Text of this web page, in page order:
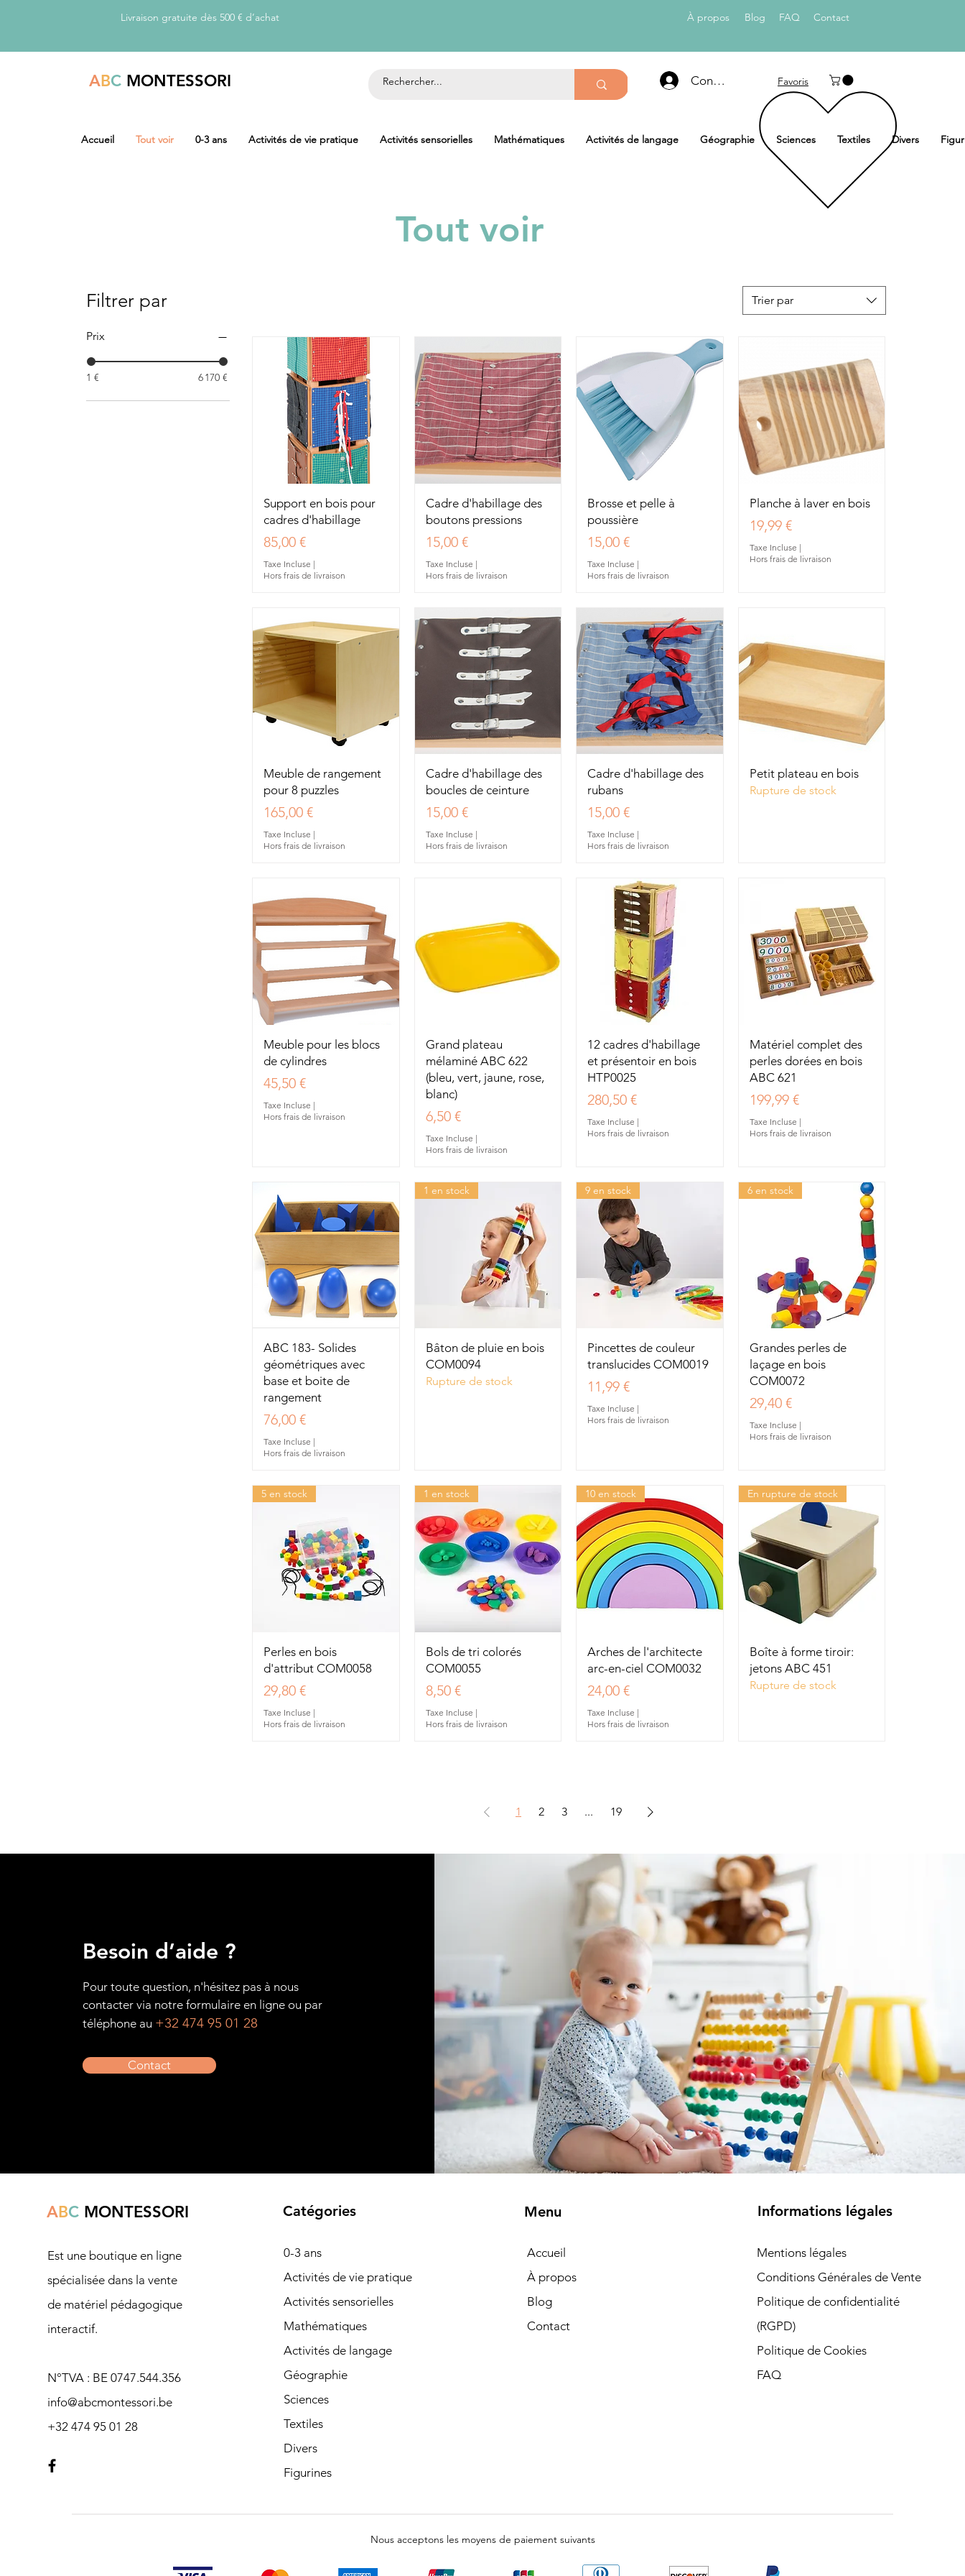
Livraison gratuite dès 500 € d’achat À propos Blog FAQ Contact
ABC MONTESSORI Connexion Favoris
Accueil Tout voir 0-3 ans Activités de vie pratique Activités sensorielles Mathématiques Activités de langage Géographie Sciences Textiles Divers
Tout voir
Filtrer par
Prix
1 € 6 170 €
Trier par
Aperçu rapide
Support en bois pour
cadres d'habillage
Prix
85,00 €
Taxe Incluse |
Hors frais de livraison
Aperçu rapide
Cadre d'habillage des
boutons pressions
Prix
15,00 €
Taxe Incluse |
Hors frais de livraison
Aperçu rapide
Brosse et pelle à
poussière
Prix
15,00 €
Taxe Incluse |
Hors frais de livraison
Aperçu rapide
Planche à laver en bois
Prix
19,99 €
Taxe Incluse |
Hors frais de livraison
Aperçu rapide
Meuble de rangement
pour 8 puzzles
Prix
165,00 €
Taxe Incluse |
Hors frais de livraison
Aperçu rapide
Cadre d'habillage des
boucles de ceinture
Prix
15,00 €
Taxe Incluse |
Hors frais de livraison
Aperçu rapide
Cadre d'habillage des
rubans
Prix
15,00 €
Taxe Incluse |
Hors frais de livraison
Aperçu rapide
Petit plateau en bois
Rupture de stock
Aperçu rapide
Meuble pour les blocs
de cylindres
Prix
45,50 €
Taxe Incluse |
Hors frais de livraison
Aperçu rapide
Grand plateau
mélaminé ABC 622
(bleu, vert, jaune, rose,
blanc)
Prix
6,50 €
Taxe Incluse |
Hors frais de livraison
Aperçu rapide
12 cadres d'habillage
et présentoir en bois
HTP0025
Prix
280,50 €
Taxe Incluse |
Hors frais de livraison
Aperçu rapide
Matériel complet des
perles dorées en bois
ABC 621
Prix
199,99 €
Taxe Incluse |
Hors frais de livraison
Aperçu rapide
ABC 183- Solides
géométriques avec
base et boite de
rangement
Prix
76,00 €
Taxe Incluse |
Hors frais de livraison
Aperçu rapide
1 en stock
Bâton de pluie en bois
COM0094
Rupture de stock
Aperçu rapide
9 en stock
Pincettes de couleur
translucides COM0019
Prix
11,99 €
Taxe Incluse |
Hors frais de livraison
Aperçu rapide
6 en stock
Grandes perles de
laçage en bois
COM0072
Prix
29,40 €
Taxe Incluse |
Hors frais de livraison
Aperçu rapide
5 en stock
Perles en bois
d'attribut COM0058
Prix
29,80 €
Taxe Incluse |
Hors frais de livraison
Aperçu rapide
1 en stock
Bols de tri colorés
COM0055
Prix
8,50 €
Taxe Incluse |
Hors frais de livraison
Aperçu rapide
10 en stock
Arches de l'architecte
arc-en-ciel COM0032
Prix
24,00 €
Taxe Incluse |
Hors frais de livraison
Aperçu rapide
En rupture de stock
Boîte à forme tiroir:
jetons ABC 451
Rupture de stock
1 2 3 ... 19
Besoin d’aide ?
Pour toute question, n'hésitez pas à nous
contacter via notre formulaire en ligne ou par
téléphone au +32 474 95 01 28
Contact
ABCMONTESSORI
Est une boutique en ligne
spécialisée dans la vente
de matériel pédagogique
interactif.
N°TVA : BE 0747.544.356
info@abcmontessori.be
+32 474 95 01 28
Catégories
0-3 ans
Activités de vie pratique
Activités sensorielles
Mathématiques
Activités de langage
Géographie
Sciences
Textiles
Divers
Figurines
Menu
Accueil
À propos
Blog
Contact
Informations légales
Mentions légales
Conditions Générales de Vente
Politique de confidentialité
(RGPD)​
Politique de Cookies
FAQ
Nous acceptons les moyens de paiement suivants